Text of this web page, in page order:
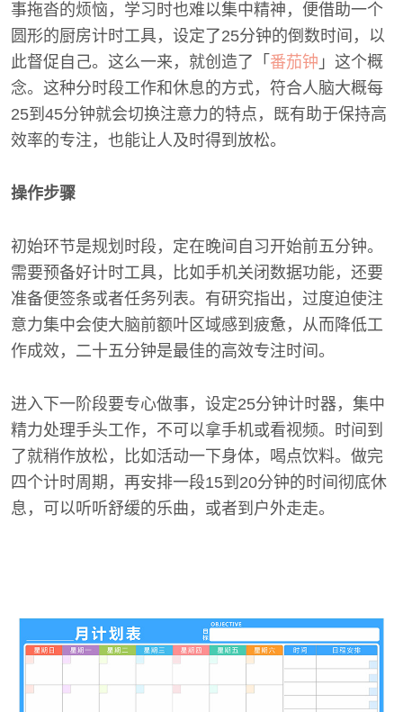
事拖沓的烦恼，学习时也难以集中精神，便借助一个
圆形的厨房计时工具，设定了25分钟的倒数时间，以
此督促自己。这么一来，就创造了「 番茄钟 」这个概
念。这种分时段工作和休息的方式，符合人脑大概每
25到45分钟就会切换注意力的特点，既有助于保持高
效率的专注，也能让人及时得到放松。
操作步骤
初始环节是规划时段，定在晚间自习开始前五分钟。
需要预备好计时工具，比如手机关闭数据功能，还要
准备便签条或者任务列表。有研究指出，过度迫使注
意力集中会使大脑前额叶区域感到疲惫，从而降低工
作成效，二十五分钟是最佳的高效专注时间。
进入下一阶段要专心做事，设定25分钟计时器，集中
精力处理手头工作，不可以拿手机或看视频。时间到
了就稍作放松，比如活动一下身体，喝点饮料。做完
四个计时周期，再安排一段15到20分钟的时间彻底休
息，可以听听舒缓的乐曲，或者到户外走走。